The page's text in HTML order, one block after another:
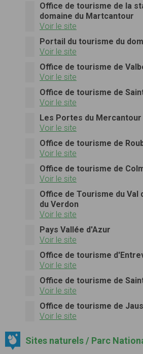
Office de tourisme de la
domaine du Martcantour
Voir le site
Portail du tourisme du
Voir le site
Office de tourisme de
Voir le site
Office de tourisme de
Voir le site
Les Portes du Mercantour
Voir le site
Office de tourisme de
Voir le site
Office de tourisme de
Voir le site
Office de Tourisme du Val
du Verdon
Voir le site
Pays Vallée d'Azur
Voir le site
Office de tourisme
Voir le site
Office de tourisme de
Voir le site
Office de tourisme de
Voir le site
Sites naturels / Parc